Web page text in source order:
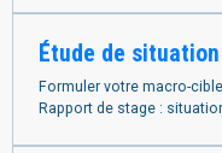
Étude de
Formuler votre macro-
Rapport de stage :